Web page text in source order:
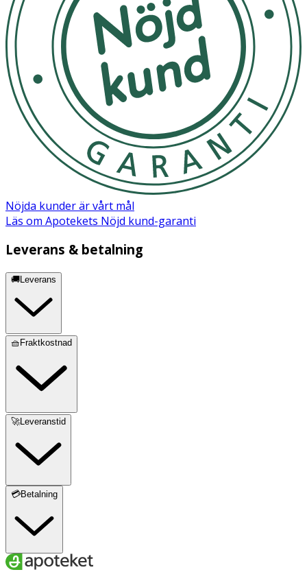
Nöjda kunder är vårt mål
Läs om Apotekets Nöjd kund-garanti
Leverans & betalning
🚚Leverans
🧺Fraktkostnad
🚀Leveranstid
💳Betalning